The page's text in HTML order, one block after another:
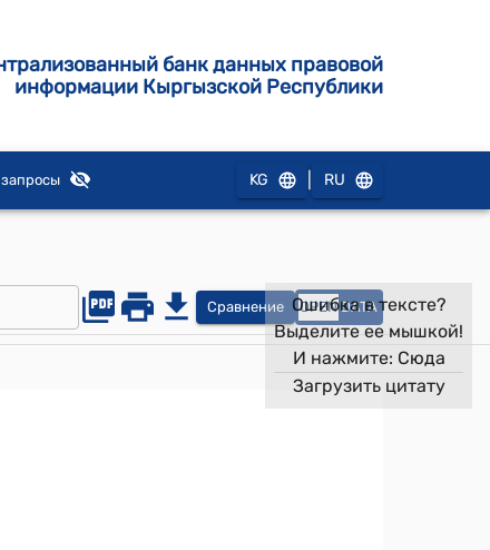
банк данных правовой
информации Кыргызской Республики
KG RU
Сравнение OPEN DATA
Ошибка в тексте?
Выделите ее мышкой!
И нажмите: Сюда
Загрузить цитату